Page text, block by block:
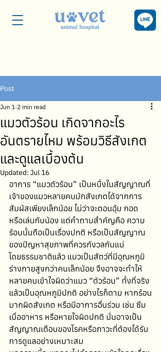
Post
แมวตัวร้อน เกิดจากอะไร
อันตรายไหม พร้อมวิธีสังเกต
และดูแลเบื้องต้น
Jun 1 2 min read
Updated: Jul 16
อาการ “แมวตัวร้อน” เป็นหนึ่งในสัญญาณที่
เจ้าของแมวหลายคนมักสังเกตได้จากการ
สัมผัสเพียงเล็กน้อย ไม่ว่าจะตอนอุ้ม กอด
หรือเล่นกับน้อง แต่คำถามสำคัญคือ ความ
ร้อนนั้นถือเป็นเรื่องปกติ หรือเป็นสัญญาณ
ของปัญหาสุขภาพที่ควรกังวลกันแน่
โดยธรรมชาติแล้ว แมวเป็นสัตว์ที่มีอุณหภูมิ
ร่างกายสูงกว่าคนเล็กน้อย จึงอาจจะทำให้
หลายคนเข้าใจผิดว่าแมว “ตัวร้อน” ทั้งที่จริง
แล้วเป็นอุณหภูมิปกติ อย่างไรก็ตาม หากร้อน
มากผิดสังเกต หรือมีอาการอื่นร่วม เช่น ซึม
เบื่ออาหาร หรือหายใจผิดปกติ นั่นอาจเป็น
สัญญาณเตือนของโรคหรือภาวะที่ต้องได้รับ
การดูแลอย่างเหมาะสม